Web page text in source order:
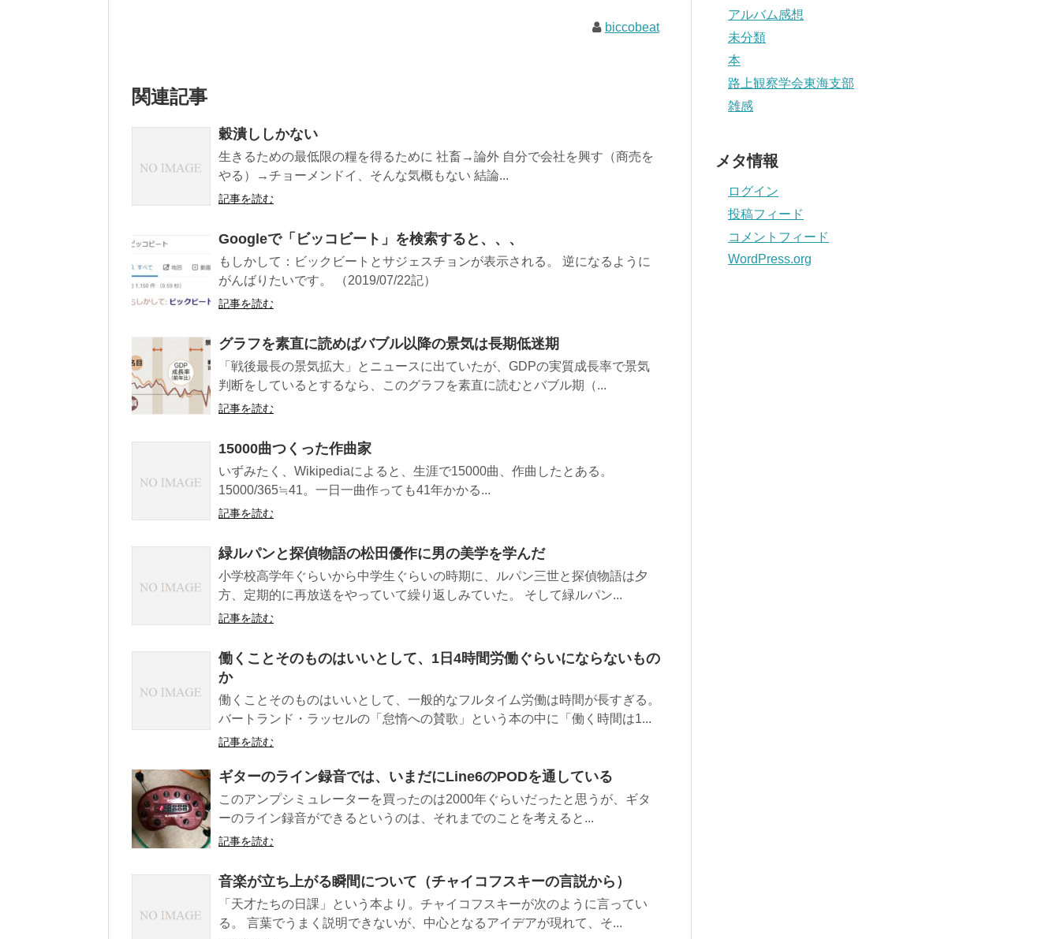
biccobeat
関連記事
穀潰ししかない
生きるための最低限の糧を得るために 社畜→論外 自分で会社を興す（商売を
やる）→チョーメンドイ、そんな気概もない 結論...
記事を読む
Googleで「ビッコビート」を検索すると、、、
もしかして：ビックビートとサジェスチョンが表示される。 逆になるように
がんばりたいです。 （2019/07/22記）
記事を読む
グラフを素直に読めばバブル以降の景気は長期低迷期
「戦後最長の景気拡大」とニュースに出ていたが、GDPの実質成長率で景気
判断をしているとするなら、このグラフを素直に読むとバブル期（...
記事を読む
15000曲つくった作曲家
いずみたく、Wikipediaによると、生涯で15000曲、作曲したとある。
15000/365≒41。一日一曲作っても41年かかる...
記事を読む
緑ルパンと探偵物語の松田優作に男の美学を学んだ
小学校高学年ぐらいから中学生ぐらいの時期に、ルパン三世と探偵物語は夕
方、定期的に再放送をやっていて繰り返しみていた。 そして緑ルパン...
記事を読む
働くことそのものはいいとして、1日4時間労働ぐらいにならないもの
か
働くことそのものはいいとして、一般的なフルタイム労働は時間が長すぎる。
バートランド・ラッセルの「怠惰への賛歌」という本の中に「働く時間は1...
記事を読む
ギターのライン録音では、いまだにLine6のPODを通している
このアンプシミュレーターを買ったのは2000年ぐらいだったと思うが、ギタ
ーのライン録音ができるというのは、それまでのことを考えると...
記事を読む
音楽が立ち上がる瞬間について（チャイコフスキーの言説から）
「天才たちの日課」という本より。チャイコフスキーが次のように言ってい
る。 言葉でうまく説明できないが、中心となるアイデアが現れて、そ...
アルバム感想
未分類
本
路上観察学会東海支部
雑感
メタ情報
ログイン
投稿フィード
コメントフィード
WordPress.org